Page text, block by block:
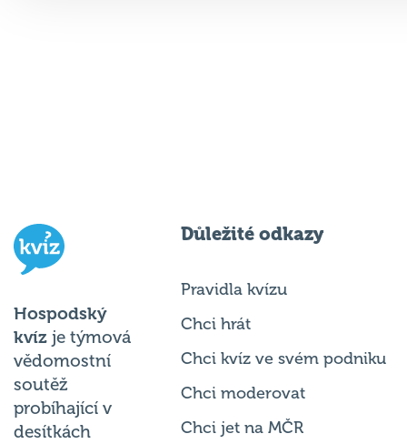
Hospodský
kvíz je týmová
vědomostní
soutěž
probíhající v
desítkách
Důležité odkazy
Pravidla kvízu
Chci hrát
Chci kvíz ve svém podniku
Chci moderovat
Chci jet na MČR